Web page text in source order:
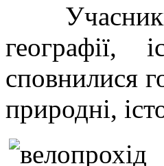
Учасники
географії,
сповнилися
природні,